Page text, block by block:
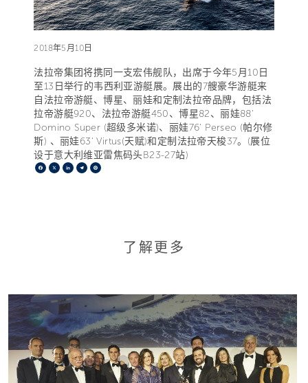
2018年5月10日
法拉帝集团将携同一支宏伟舰队，出席于今年5月10日
至13日举行的韦西利亚游艇展。展出的7艘豪华游艇来
自法拉帝游艇、博星、丽娃和定制法拉帝品牌，包括法
拉帝游艇920、法拉帝游艇450、博星82、丽娃88’
Domino Super (超级多米诺)、丽娃76' Perseo (帕尔修
斯) 、丽娃63' Virtus(天赋)和定制法拉帝天梭37。(展位
设于意大利维亚雷焦码头B23-27站)
Facebook
X LinkedIn
Telegram
了解更多